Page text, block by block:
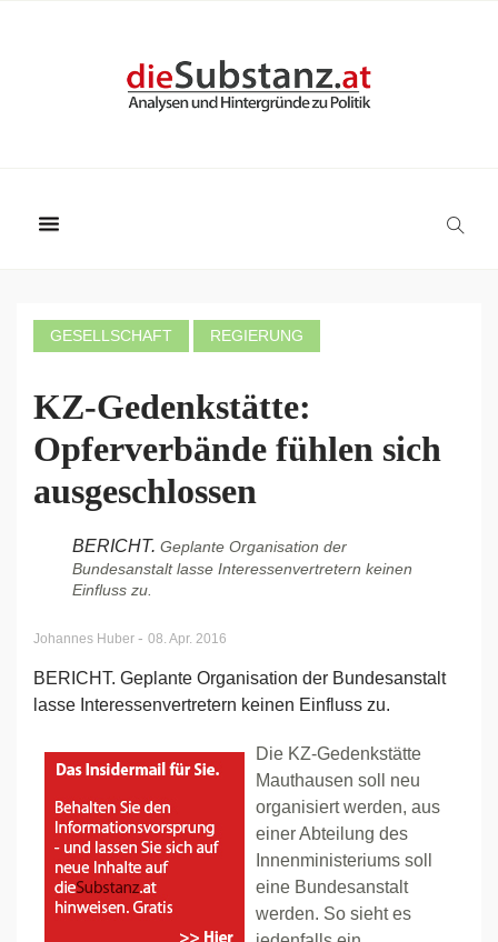
GESELLSCHAFT REGIERUNG
KZ-Gedenkstätte:
Opferverbände fühlen sich
ausgeschlossen
BERICHT. Geplante Organisation der
Bundesanstalt lasse Interessenvertretern keinen
Einfluss zu.
Johannes Huber - 08. Apr. 2016
BERICHT. Geplante Organisation der Bundesanstalt
lasse Interessenvertretern keinen Einfluss zu.
Die KZ-Gedenkstätte
Mauthausen soll neu
organisiert werden, aus
einer Abteilung des
Innenministeriums soll
eine Bundesanstalt
werden. So sieht es